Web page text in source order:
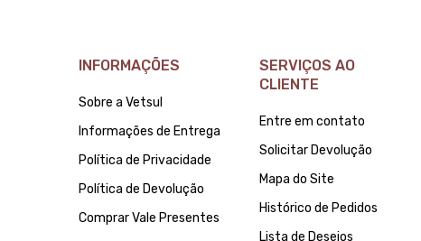
INFORMAÇÕES
Sobre a Vetsul
Informações de Entrega
Política de Privacidade
Política de Devolução
Comprar Vale Presentes
SERVIÇOS AO
CLIENTE
Entre em contato
Solicitar Devolução
Mapa do Site
Histórico de Pedidos
Lista de Desejos